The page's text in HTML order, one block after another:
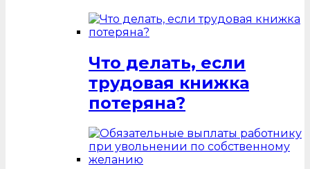
Что делать, если
трудовая книжка
потеряна?